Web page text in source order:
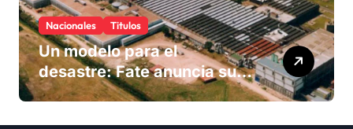
Nacionales Titulos
Un modelo para el
desastre: Fate anuncia su
cierre definitivo y despide a